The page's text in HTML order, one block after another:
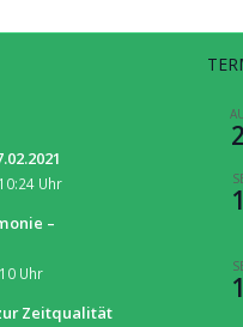
Uhr
–
Uhr
Zeitqualität